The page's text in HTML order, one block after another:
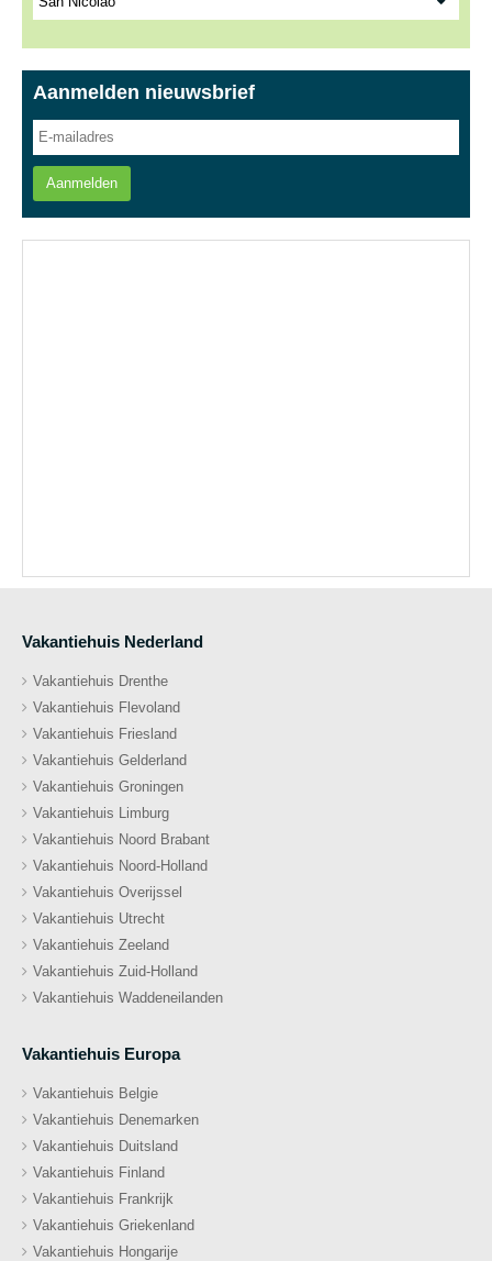
Aanmelden nieuwsbrief
Aanmelden
Vakantiehuis Nederland
Vakantiehuis Drenthe
Vakantiehuis Flevoland
Vakantiehuis Friesland
Vakantiehuis Gelderland
Vakantiehuis Groningen
Vakantiehuis Limburg
Vakantiehuis Noord Brabant
Vakantiehuis Noord-Holland
Vakantiehuis Overijssel
Vakantiehuis Utrecht
Vakantiehuis Zeeland
Vakantiehuis Zuid-Holland
Vakantiehuis Waddeneilanden
Vakantiehuis Europa
Vakantiehuis Belgie
Vakantiehuis Denemarken
Vakantiehuis Duitsland
Vakantiehuis Finland
Vakantiehuis Frankrijk
Vakantiehuis Griekenland
Vakantiehuis Hongarije